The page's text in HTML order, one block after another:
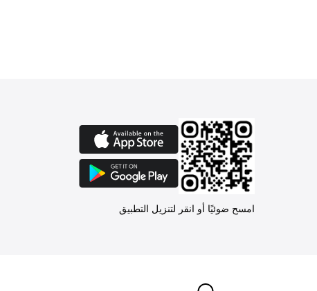
امسح ضوئيًا أو انقر لتنزيل التطبيق